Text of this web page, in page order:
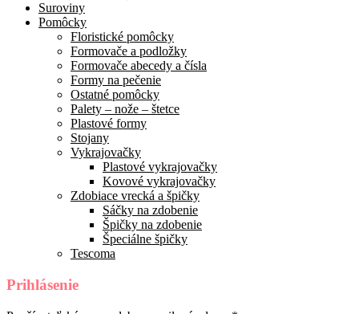
Suroviny
Pomôcky
Floristické pomôcky
Formovače a podložky
Formovače abecedy a čísla
Formy na pečenie
Ostatné pomôcky
Palety – nože – štetce
Plastové formy
Stojany
Vykrajovačky
Plastové vykrajovačky
Kovové vykrajovačky
Zdobiace vrecká a špičky
Sáčky na zdobenie
Špičky na zdobenie
Špeciálne špičky
Tescoma
Prihlásenie